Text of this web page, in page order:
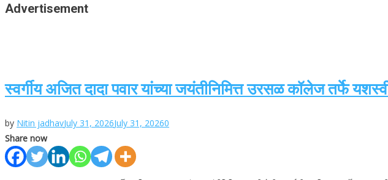
Advertisement
स्वर्गीय अजित दादा पवार यांच्या जयंतीनिमित्त उरसळ कॉलेज तर्फे
by Nitin jadhavJuly 31, 2026July 31, 20260
Share now